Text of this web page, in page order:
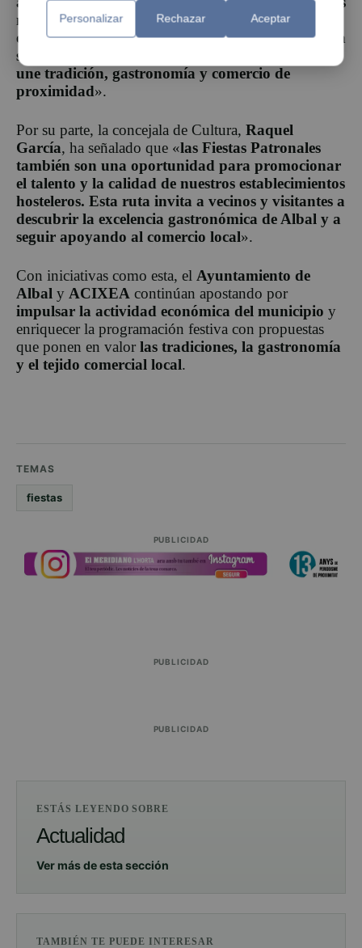
motores de la economía local. Después del
esfuerzo realizado por todos tras la DANA, es una
satisfacción volver a ofrecer una propuesta que
une tradición, gastronomía y comercio de
proximidad».
Por su parte, la concejala de Cultura, Raquel
García, ha señalado que «las Fiestas Patronales
también son una oportunidad para promocionar
el talento y la calidad de nuestros establecimientos
hosteleros. Esta ruta invita a vecinos y visitantes a
descubrir la excelencia gastronómica de Albal y a
seguir apoyando al comercio local».
Con iniciativas como esta, el Ayuntamiento de
Albal y ACIXEA continúan apostando por
impulsar la actividad económica del municipio y
enriquecer la programación festiva con propuestas
que ponen en valor las tradiciones, la gastronomía
y el tejido comercial local.
TEMAS
fiestas
PUBLICIDAD
PUBLICIDAD
PUBLICIDAD
ESTÁS LEYENDO SOBRE
Actualidad
Ver más de esta sección
TAMBIÉN TE PUEDE INTERESAR
Personalizar Rechazar Aceptar